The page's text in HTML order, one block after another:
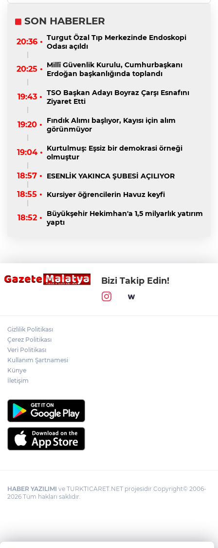
SON HABERLER
20:36 • Turgut Özal Tıp Merkezinde Endoskopi
Odası açıldı
20:25 • Millî Güvenlik Kurulu, Cumhurbaşkanı
Erdoğan başkanlığında toplandı
19:43 • TSO Başkan Adayı Boyraz Çarşı Esnafını
Ziyaret Etti
19:20 •
Fındık Alımı başlıyor, Kayısı için alım
görünmüyor
19:04 • Kurtulmuş: Eşsiz bir demokrasi örneği
olmuştur
18:57 • ESENLİK YAKINCA ŞUBESİ AÇILIYOR
18:55 • Kursiyer öğrencilerin Havuz keyfi
18:52 •
Büyükşehir Hekimhan'a 1,5 milyarlık yatırım
yaptı
Bizi Takip Edin!
Gizlilik Politikası
Çerez Politikası
Veri Politikası
Kullanım Şartnamesi
Künye
İletişim
HABER YAZILIMI ve TURKTICARET.NET projesidir Copyright© 2006-
2026 Tüm hakları saklıdır.